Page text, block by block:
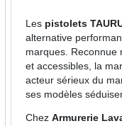
Les pistolets
alternative
marques. Reconnue
et accessibles, la
acteur sérieux du
ses modèles
ChezArmurerie